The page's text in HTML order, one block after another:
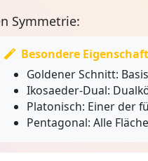
Symmetrie:
Besondere
Goldener Schnitt:
Ikosaeder-Dual:
Platonisch: Einer der
Pentagonal: Alle